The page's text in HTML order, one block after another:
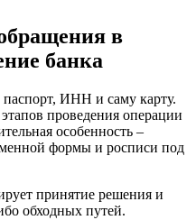
в
банка
ИНН и саму карту.
проведения операции
особенность –
формы и росписи под
принятие решения и
обходных путей.